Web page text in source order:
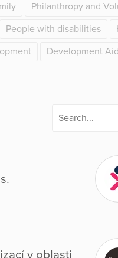
Philanthropy and
People with disabilities
Development Aid
v oblasti